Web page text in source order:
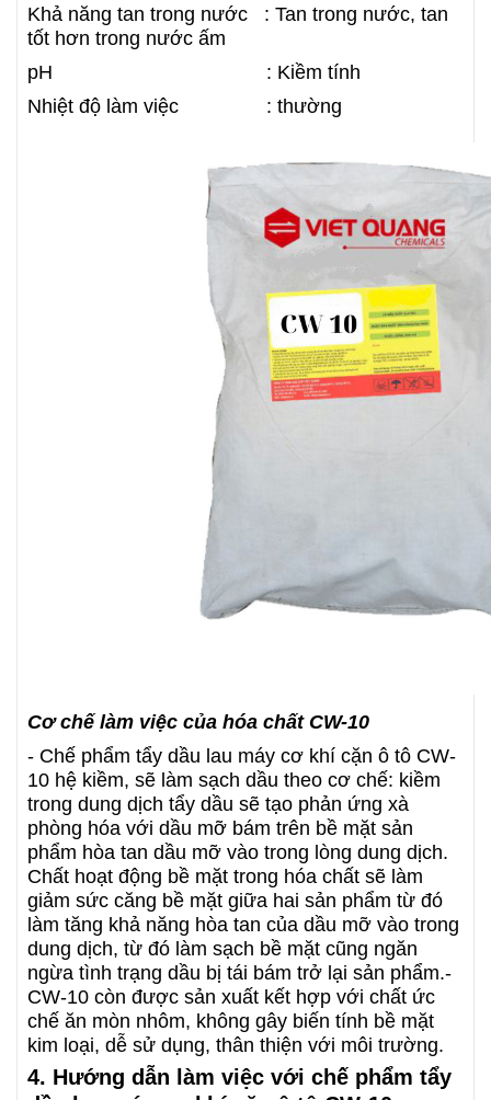
Khả năng tan trong nước : Tan trong nước, tan
tốt hơn trong nước ấm
pH : Kiềm tính
Nhiệt độ làm việc : thường
Cơ chế làm việc của hóa chất CW-10
- Chế phẩm tẩy dầu lau máy cơ khí cặn ô tô CW-
10 hệ kiềm, sẽ làm sạch dầu theo cơ chế: kiềm
trong dung dịch tẩy dầu sẽ tạo phản ứng xà
phòng hóa với dầu mỡ bám trên bề mặt sản
phẩm hòa tan dầu mỡ vào trong lòng dung dịch.
Chất hoạt động bề mặt trong hóa chất sẽ làm
giảm sức căng bề mặt giữa hai sản phẩm từ đó
làm tăng khả năng hòa tan của dầu mỡ vào trong
dung dịch, từ đó làm sạch bề mặt cũng ngăn
ngừa tình trạng dầu bị tái bám trở lại sản phẩm.-
CW-10 còn được sản xuất kết hợp với chất ức
chế ăn mòn nhôm, không gây biến tính bề mặt
kim loại, dễ sử dụng, thân thiện với môi trường.
4. Hướng dẫn làm việc với chế phẩm tẩy